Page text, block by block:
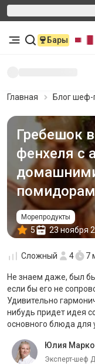
Бары
Главная Блог шеф-
Гребешок
фенхеля с
Морепродукты
5 23 ноября
Сложный 4 7
Не знаем даже, был
если бы его не
Удивительно
нибудь придет идея
основного блюда для
Юлия
Эксперт-шеф